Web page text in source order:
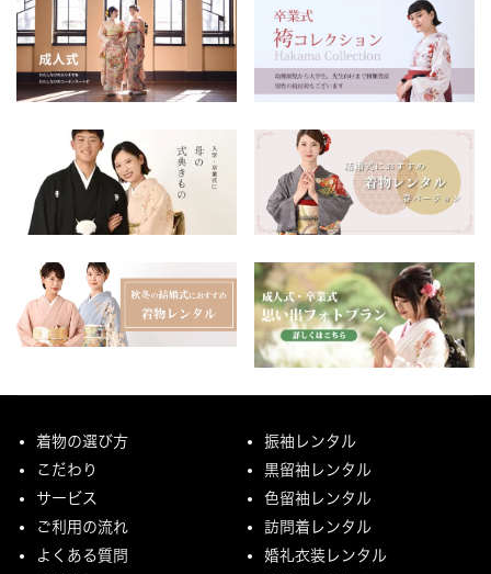
着物の選び方
こだわり
サービス
ご利用の流れ
よくある質問
振袖レンタル
黒留袖レンタル
色留袖レンタル
訪問着レンタル
婚礼衣装レンタル